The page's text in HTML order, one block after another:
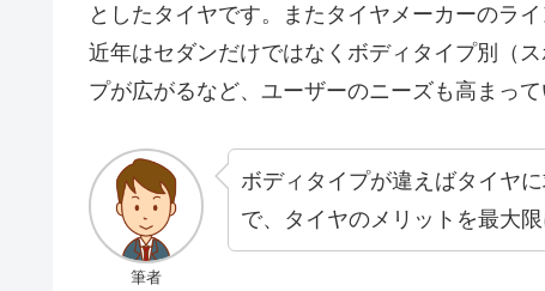
としたタイヤです。またタイヤメーカーのラ
近年はセダンだけではなくボディタイプ別（
プが広がるなど、ユーザーのニーズも高まって
筆者
ボディタイプが違えばタイヤ
で、タイヤのメリットを最大